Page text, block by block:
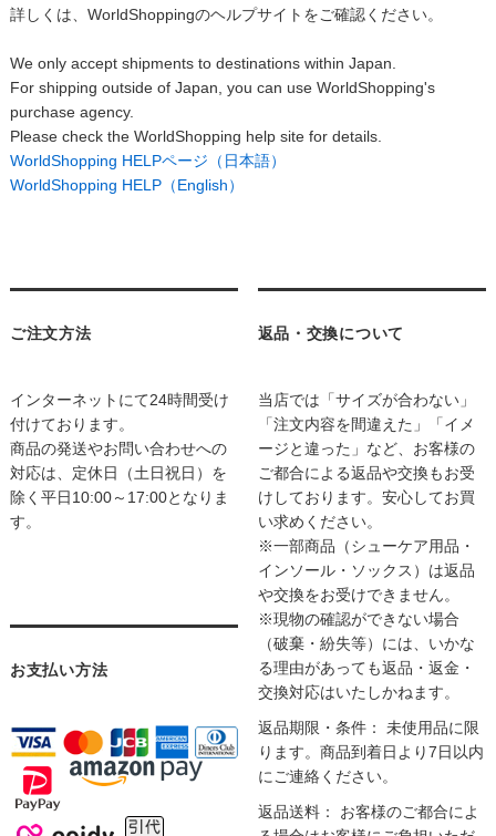
詳しくは、WorldShoppingのヘルプサイトをご確認ください。
We only accept shipments to destinations within Japan.
For shipping outside of Japan, you can use WorldShopping's
purchase agency.
Please check the WorldShopping help site for details.
WorldShopping HELPページ（日本語）
WorldShopping HELP（English）
ご注文方法
インターネットにて24時間受け
付けております。
商品の発送やお問い合わせへの
対応は、定休日（土日祝日）を
除く平日10:00～17:00となりま
す。
お支払い方法
返品・交換について
当店では「サイズが合わない」
「注文内容を間違えた」「イメ
ージと違った」など、お客様の
ご都合による返品や交換もお受
けしております。安心してお買
い求めください。
※一部商品（シューケア用品・
インソール・ソックス）は返品
や交換をお受けできません。
※現物の確認ができない場合
（破棄・紛失等）には、いかな
る理由があっても返品・返金・
交換対応はいたしかねます。
返品期限・条件： 未使用品に限
ります。商品到着日より7日以内
にご連絡ください。
返品送料： お客様のご都合によ